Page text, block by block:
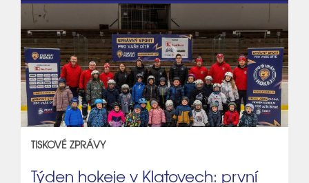
TISKOVÉ ZPRÁVY
Týden hokeje v Klatovech: první